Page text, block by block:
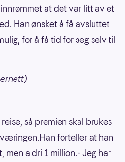
at det var litt av et
Han ønsket å få avsluttet
for å få tid for seg selv til
så premien skal brukes
forteller at han
men aldri 1 million.- Jeg har